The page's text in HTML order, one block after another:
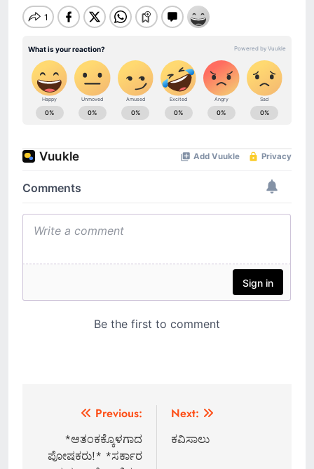
navigation
Previous:
*ಆತಂಕಕ್ಕೊಳಗಾದ
ಪೋಷಕರು!* *ಸರ್ಕಾರ
Next:
ಕವಿಸಾಲು